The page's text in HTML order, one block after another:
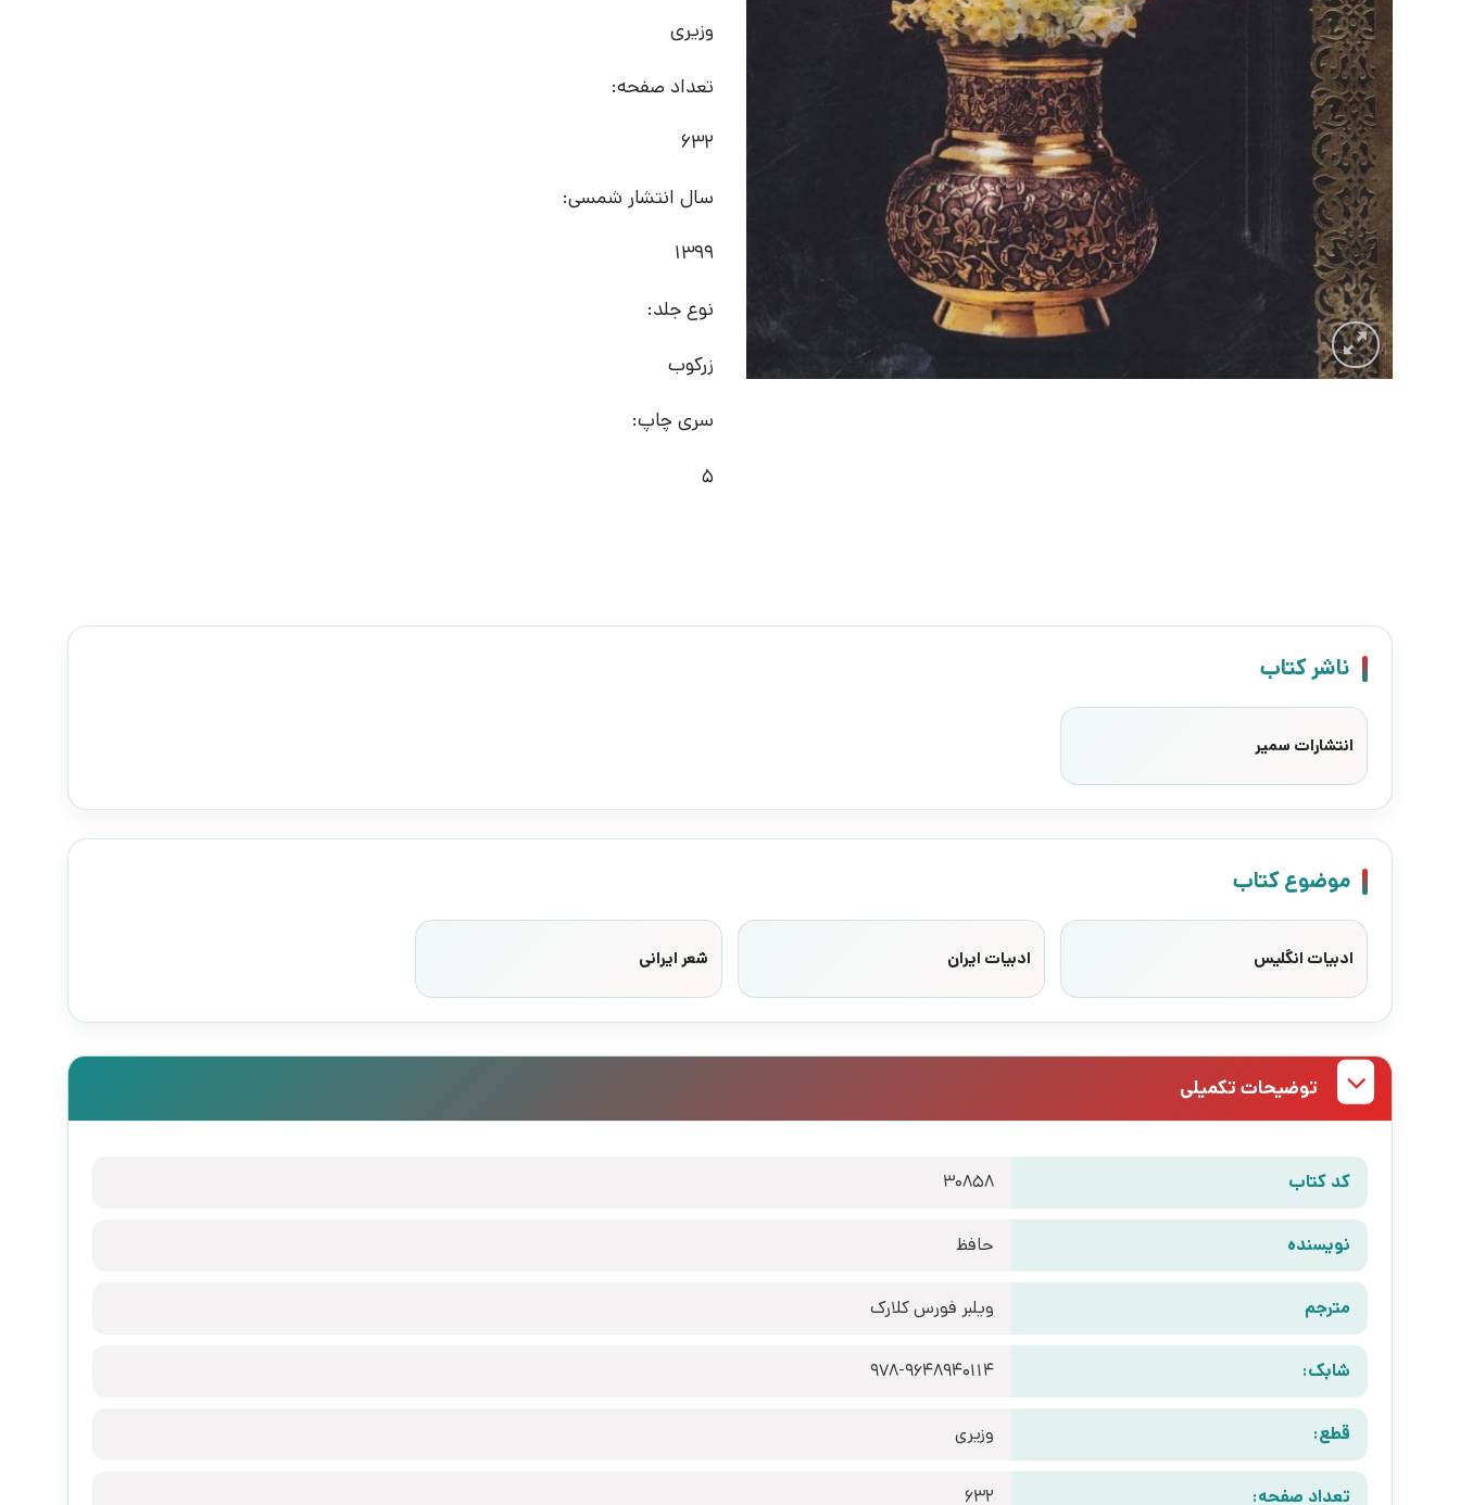
وزیری
تعداد صفحه:
632
سال انتشار شمسی:
1399
نوع جلد:
زرکوب
سری چاپ:
5
ناشر کتاب
انتشارات سمیر
موضوع کتاب
ادبیات انگلیس ادبیات ایران شعر ایرانی
توضیحات تکمیلی
کد کتاب 30858
نویسنده حافظ
مترجم ویلبر فورس کلارک
شابک: 978-9648940114
قطع: وزیری
تعداد صفحه: 632